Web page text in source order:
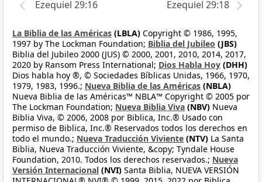
Ezequiel 29:16
Ezequiel 29:18
La Biblia de las Américas (LBLA) Copyright © 1986, 1995,
1997 by The Lockman Foundation; Biblia del Jubileo (JBS)
Biblia del Jubileo 2000 (JUS) © 2000, 2001, 2010, 2014, 2017,
2020 by Ransom Press International; Dios Habla Hoy (DHH)
Dios habla hoy ®, © Sociedades Bíblicas Unidas, 1966, 1970,
1979, 1983, 1996.; Nueva Biblia de las Américas (NBLA)
Nueva Biblia de las Américas™ NBLA™ Copyright © 2005 por
The Lockman Foundation; Nueva Biblia Viva (NBV) Nueva
Biblia Viva, © 2006, 2008 por Biblica, Inc.® Usado con
permiso de Biblica, Inc.® Reservados todos los derechos en
todo el mundo.; Nueva Traducción Viviente (NTV) La Santa
Biblia, Nueva Traducción Viviente, &copy; Tyndale House
Foundation, 2010. Todos los derechos reservados.; Nueva
Versión Internacional (NVI) Santa Biblia, NUEVA VERSIÓN